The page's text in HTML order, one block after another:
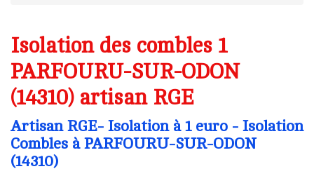
Isolation des combles 1
PARFOURU-SUR-ODON
(14310) artisan RGE
Artisan RGE- Isolation à 1 euro - Isolation
Combles à PARFOURU-SUR-ODON
(14310)